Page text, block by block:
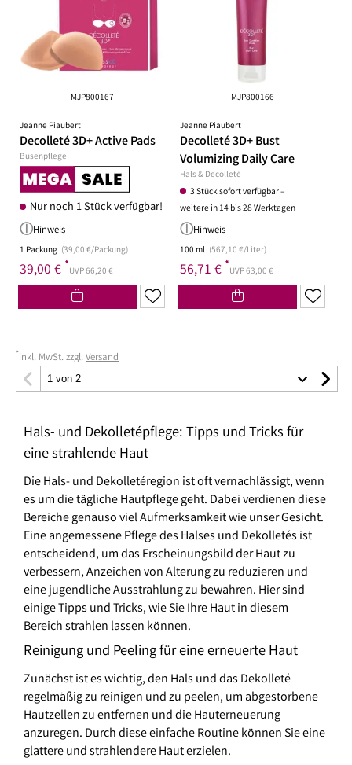
MJP800167
Jeanne Piaubert
Decolleté 3D+ Active Pads
Busenpflege
Nur noch 1 Stück verfügbar!
Hinweis
1 Packung (39,00 €/Packung)
39,00 € *UVP 66,20 €
MJP800166
Jeanne Piaubert
Decolleté 3D+ Bust
Volumizing Daily Care
Hals & Decolleté
3 Stück sofort verfügbar –
weitere in 14 bis 28 Werktagen
Hinweis
100 ml (567,10 €/Liter)
56,71 € *UVP 63,00 €
*inkl. MwSt. zzgl. Versand
Hals- und Dekolletépflege: Tipps und Tricks für
eine strahlende Haut
Die Hals- und Dekolletéregion ist oft vernachlässigt, wenn
es um die tägliche Hautpflege geht. Dabei verdienen diese
Bereiche genauso viel Aufmerksamkeit wie unser Gesicht.
Eine angemessene Pflege des Halses und Dekolletés ist
entscheidend, um das Erscheinungsbild der Haut zu
verbessern, Anzeichen von Alterung zu reduzieren und
eine jugendliche Ausstrahlung zu bewahren. Hier sind
einige Tipps und Tricks, wie Sie Ihre Haut in diesem
Bereich strahlen lassen können.
Reinigung und Peeling für eine erneuerte Haut
Zunächst ist es wichtig, den Hals und das Dekolleté
regelmäßig zu reinigen und zu peelen, um abgestorbene
Hautzellen zu entfernen und die Hauterneuerung
anzuregen. Durch diese einfache Routine können Sie eine
glattere und strahlendere Haut erzielen.